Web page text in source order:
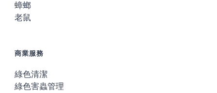
蟑螂
老鼠
商業服務
綠色清潔
綠色害蟲管理